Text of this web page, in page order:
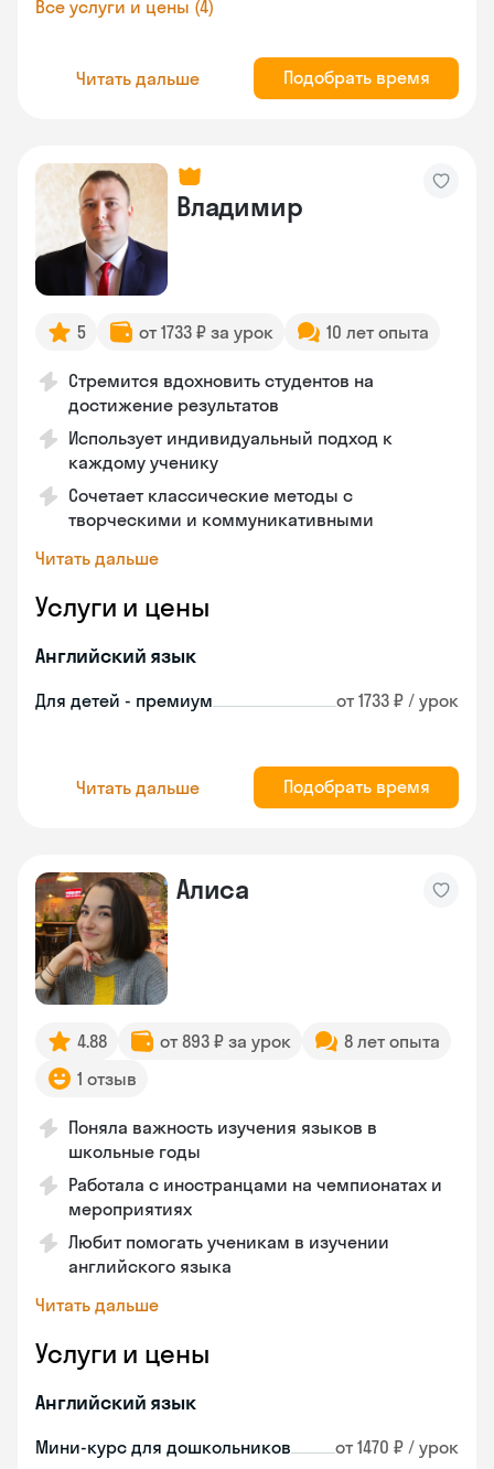
Все услуги и цены (4)
Читать дальше Подобрать время
Владимир
5 от 1733 ₽ за урок 10 лет опыта
Стремится вдохновить студентов на
достижение результатов
Использует индивидуальный подход к
каждому ученику
Сочетает классические методы с
творческими и коммуникативными
Читать дальше
Услуги и цены
Английский язык
Для детей - премиум от 1733 ₽ / урок
Читать дальше Подобрать время
Алиса
4.88 от 893 ₽ за урок
8 лет опыта
1 отзыв
Поняла важность изучения языков в
школьные годы
Работала с иностранцами на чемпионатах и
мероприятиях
Любит помогать ученикам в изучении
английского языка
Читать дальше
Услуги и цены
Английский язык
Мини-курс для дошкольников от 1470 ₽ / урок